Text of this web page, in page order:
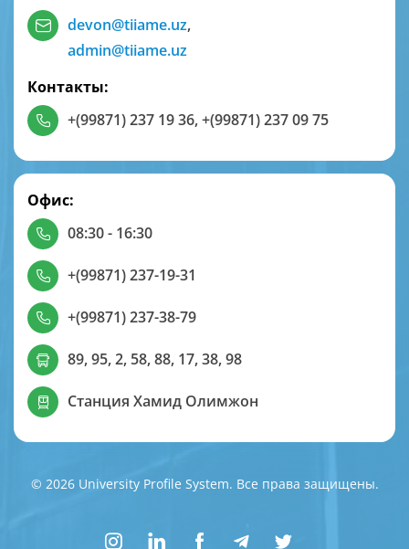
devon@tiiame.uz,
admin@tiiame.uz
Контакты:
+(99871) 237 19 36,+(99871) 237 09 75
Офис:
08:30 - 16:30
+(99871) 237-19-31
+(99871) 237-38-79
89, 95, 2, 58, 88, 17, 38, 98
Станция Хамид Олимжон
© 2026 University Profile System. Все права защищены.